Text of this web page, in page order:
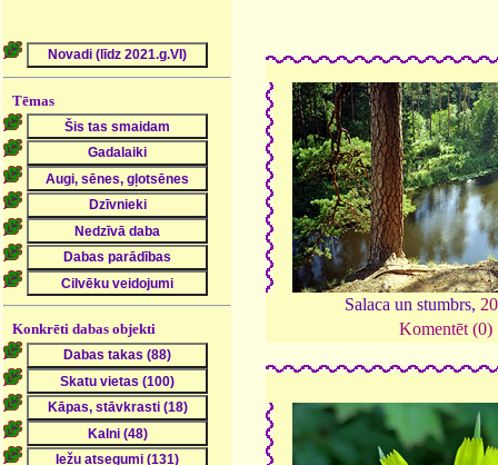
Tēmas
Konkrēti dabas objekti
Salaca un stumbrs,
Komentēt (0)